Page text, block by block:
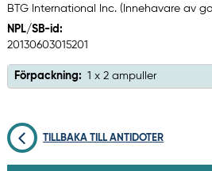
BTG International Inc. (Innehavare av
NPL/SB-id:
20130603015201
Förpackning: 1 x 2 ampuller
TILLBAKA TILL ANTIDOTER